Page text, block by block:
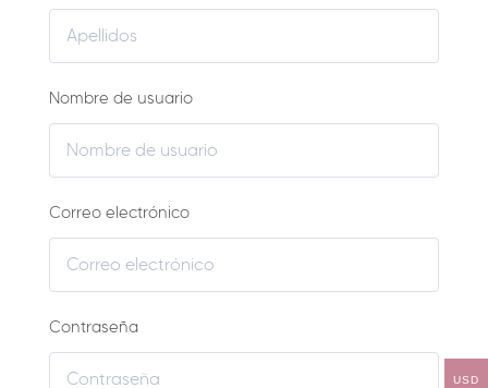
Nombre de usuario
Correo electrónico
Contraseña
USD